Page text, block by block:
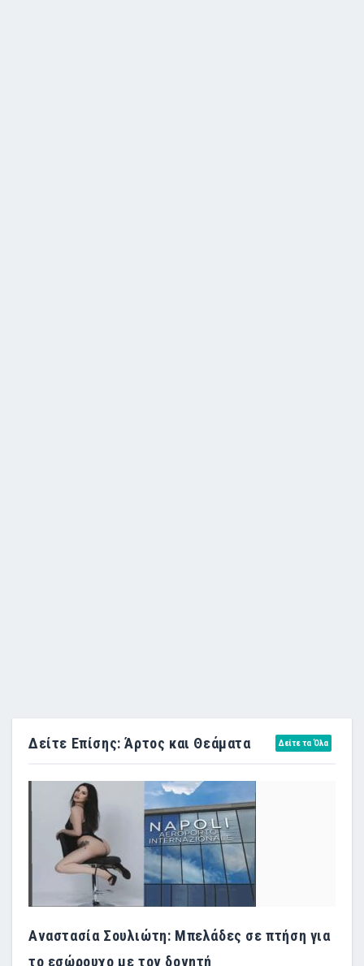
Δείτε Επίσης: Άρτος και Θεάματα Δείτε τα Όλα
Αναστασία Σουλιώτη: Μπελάδες σε πτήση για
το εσώρουχο με τον δονητή